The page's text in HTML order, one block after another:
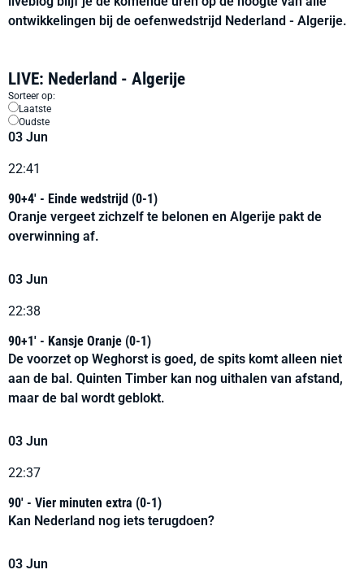
ontwikkelingen bij de oefenwedstrijd Nederland - Algerije.
LIVE: Nederland - Algerije
Sorteer op:
Laatste
Oudste
03 Jun
22:41
90+4' - Einde wedstrijd (0-1)
Oranje vergeet zichzelf te belonen en Algerije pakt de
overwinning af.
03 Jun
22:38
90+1' - Kansje Oranje (0-1)
De voorzet op Weghorst is goed, de spits komt alleen niet
aan de bal. Quinten Timber kan nog uithalen van afstand,
maar de bal wordt geblokt.
03 Jun
22:37
90' - Vier minuten extra (0-1)
Kan Nederland nog iets terugdoen?
03 Jun